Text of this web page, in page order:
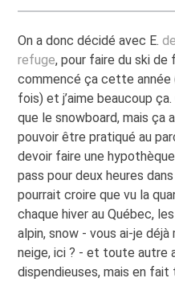
On a donc décidé avec E.
refuge, pour faire du ski de
commencé ça cette année
fois) et j’aime beaucoup
que le snowboard, mais ça
pouvoir être pratiqué au
devoir faire une
pass pour deux heures
pourrait croire que vu la
chaque hiver au Québec,
alpin, snow - vous ai-je déjà
neige, ici ? - et toute autre
dispendieuses, mais en fait